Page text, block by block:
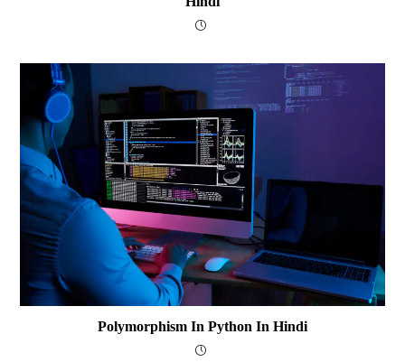
Polymorphism In Python In Hindi